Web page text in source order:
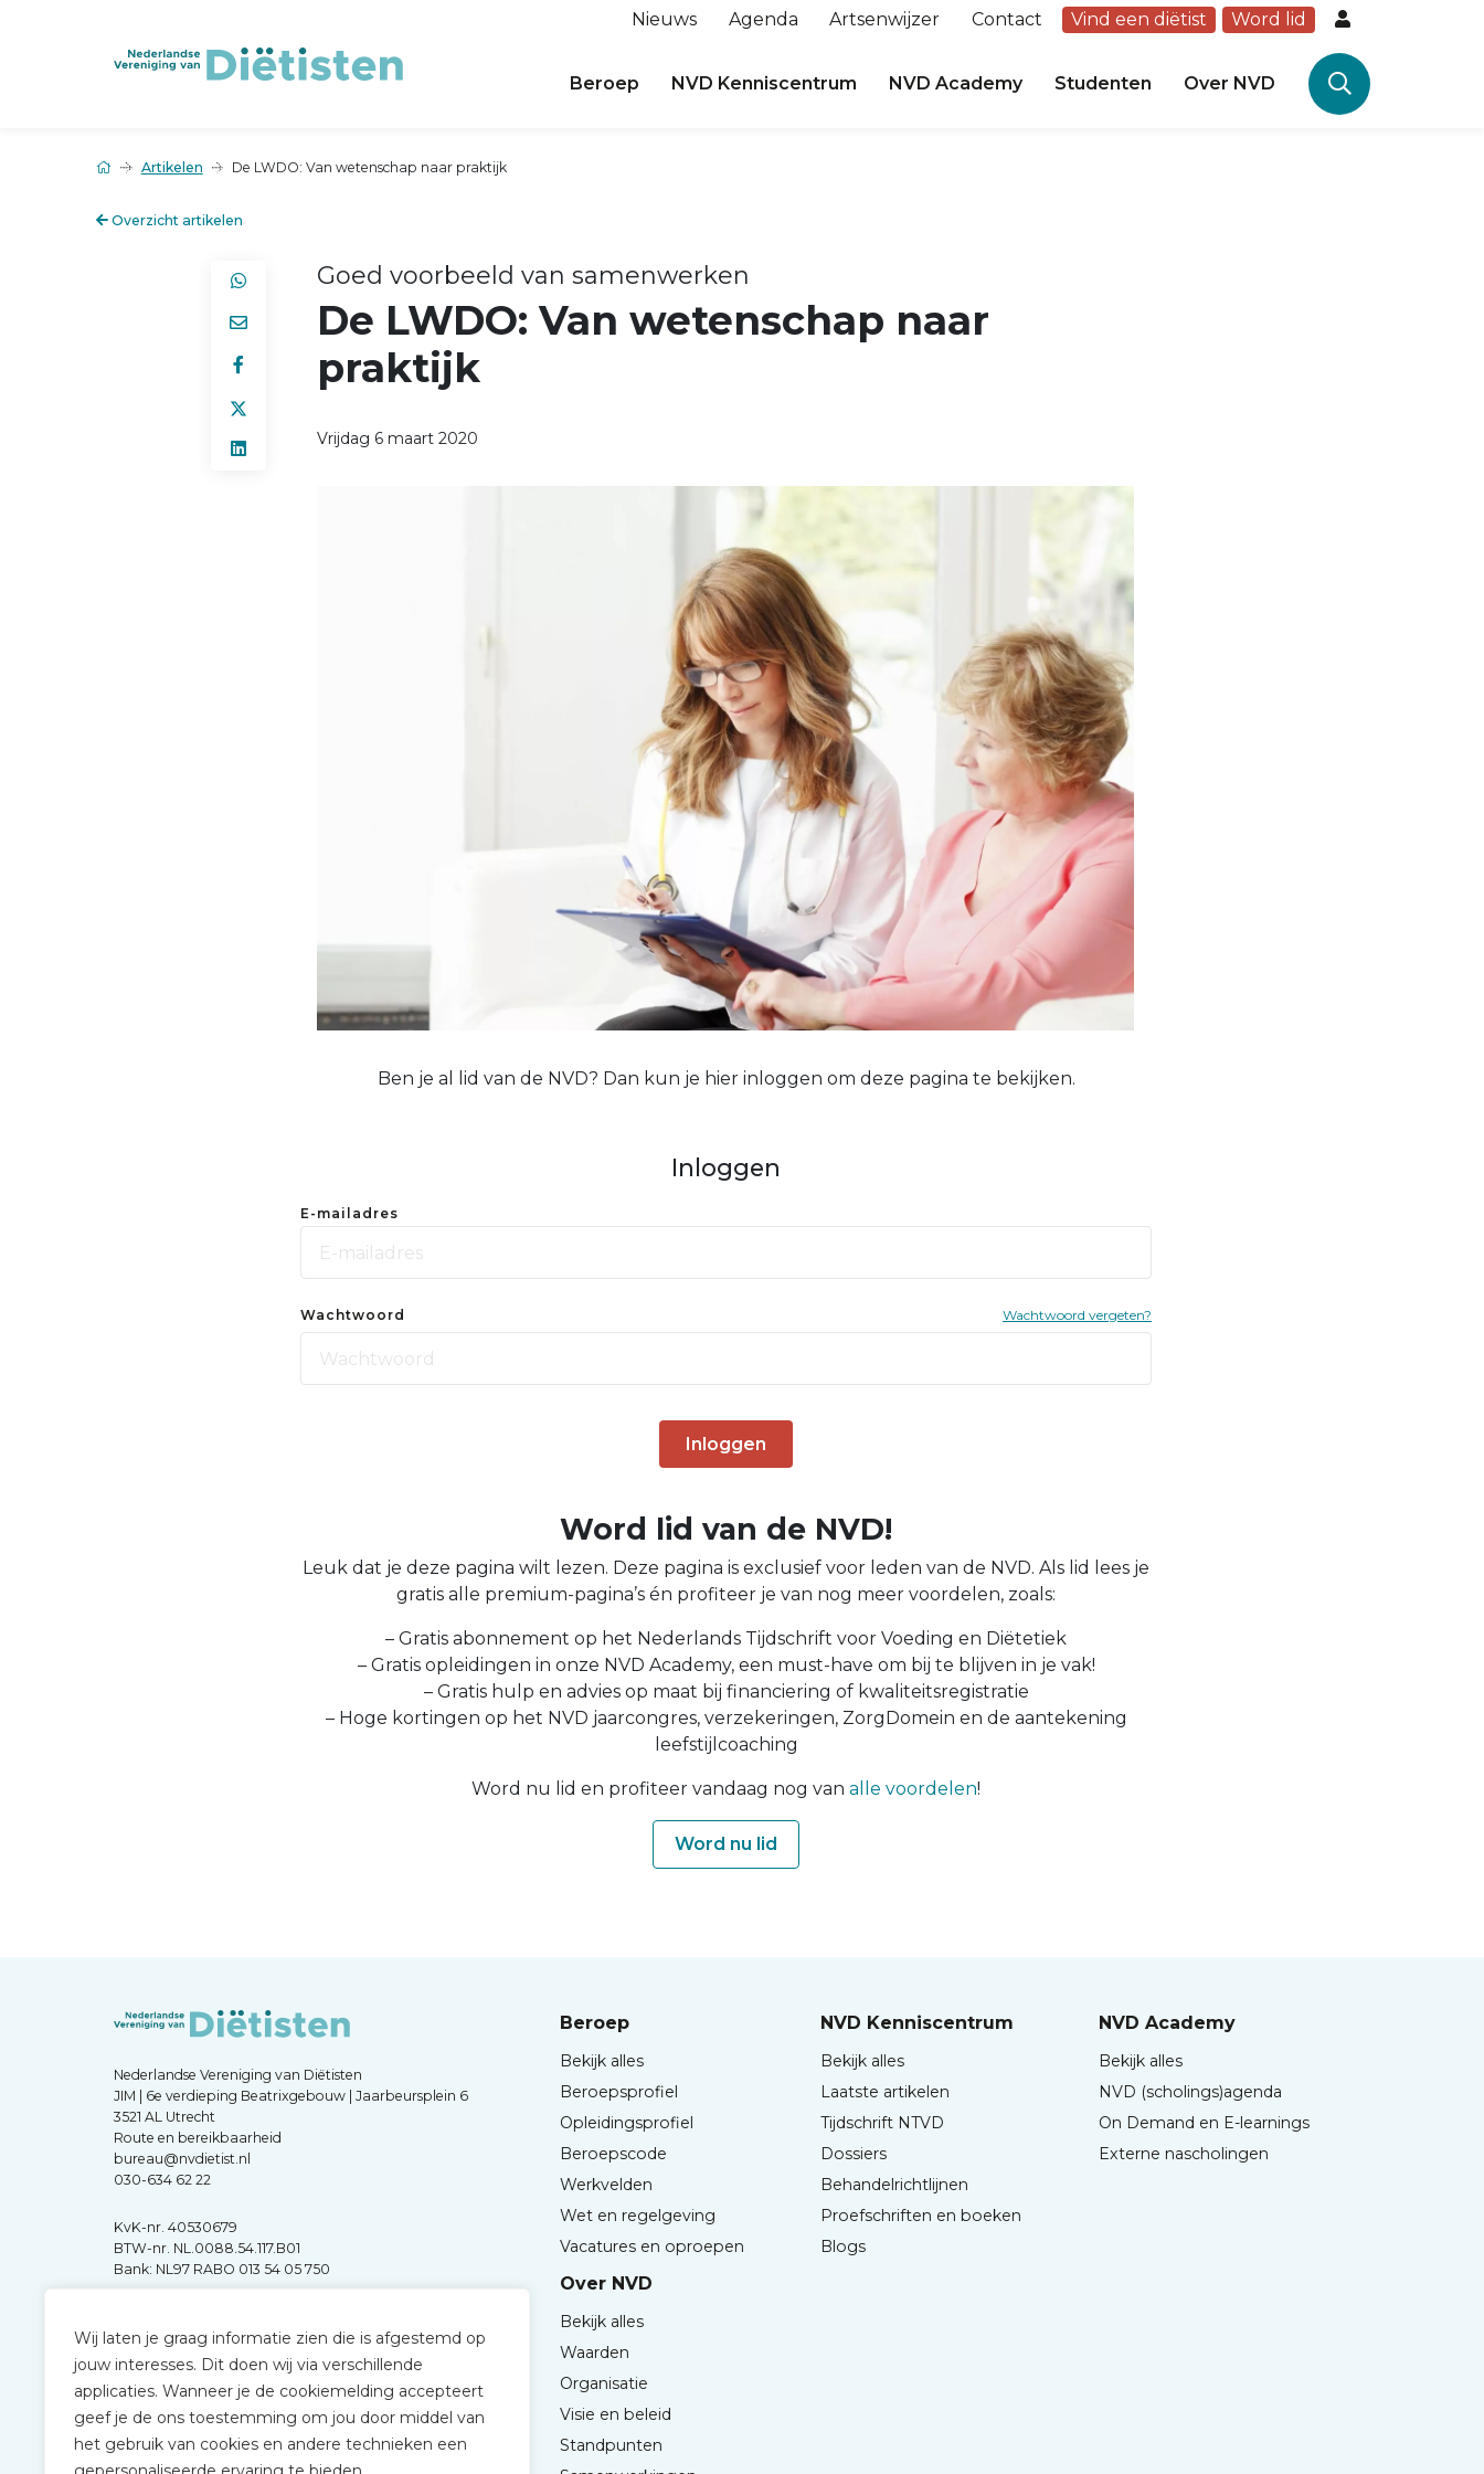
Wij laten je graag informatie zien die is afgestemd op
jouw interesses. Dit doen wij via verschillende
applicaties. Wanneer je de cookiemelding accepteert
geef je de ons toestemming om jou door middel van
het gebruik van cookies en andere technieken een
Nieuws Agenda Artsenwijzer Contact Vind een diëtist Word lid
Beroep NVD Kenniscentrum NVD Academy Studenten Over NVD
Artikelen De LWDO: Van wetenschap naar praktijk
Overzicht artikelen
Goed voorbeeld van samenwerken
De LWDO: Van wetenschap naar
praktijk
Vrijdag 6 maart 2020
Ben je al lid van de NVD? Dan kun je hier inloggen om deze pagina te bekijken.
Inloggen
E-mailadres
Wachtwoord Wachtwoord vergeten?
Inloggen
Word lid van de NVD!
Leuk dat je deze pagina wilt lezen. Deze pagina is exclusief voor leden van de NVD. Als lid lees je
gratis alle premium-pagina’s én profiteer je van nog meer voordelen, zoals:
– Gratis abonnement op het Nederlands Tijdschrift voor Voeding en Diëtetiek
– Gratis opleidingen in onze NVD Academy, een must-have om bij te blijven in je vak!
– Gratis hulp en advies op maat bij financiering of kwaliteitsregistratie
– Hoge kortingen op het NVD jaarcongres, verzekeringen, ZorgDomein en de aantekening
leefstijlcoaching
Word nu lid en profiteer vandaag nog van alle voordelen!
Word nu lid
Nederlandse Vereniging van Diëtisten
JIM | 6e verdieping Beatrixgebouw | Jaarbeursplein 6
3521 AL Utrecht
Route en bereikbaarheid
bureau@nvdietist.nl
030-634 62 22
KvK-nr. 40530679
BTW-nr. NL.0088.54.117.B01
Bank: NL97 RABO 013 54 05 750
Beroep
Bekijk alles
Beroepsprofiel
Opleidingsprofiel
Beroepscode
Werkvelden
Wet en regelgeving
Vacatures en oproepen
NVD Kenniscentrum
Bekijk alles
Laatste artikelen
Tijdschrift NTVD
Dossiers
Behandelrichtlijnen
Proefschriften en boeken
Blogs
NVD Academy
Bekijk alles
NVD (scholings)agenda
On Demand en E-learnings
Externe nascholingen
Over NVD
Bekijk alles
Waarden
Organisatie
Visie en beleid
Standpunten